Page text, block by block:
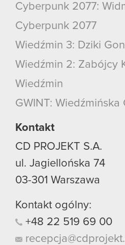
Cyberpunk 2077:
Cyberpunk 2077
Wiedźmin 3: Dziki Gon
Wiedźmin 2: Zabójcy
Wiedźmin
GWINT: Wiedźmińska
Kontakt
CD PROJEKT S.A.
ul. Jagiellońska 74
03-301 Warszawa
Kontakt ogólny:
+48 22 519 69 00